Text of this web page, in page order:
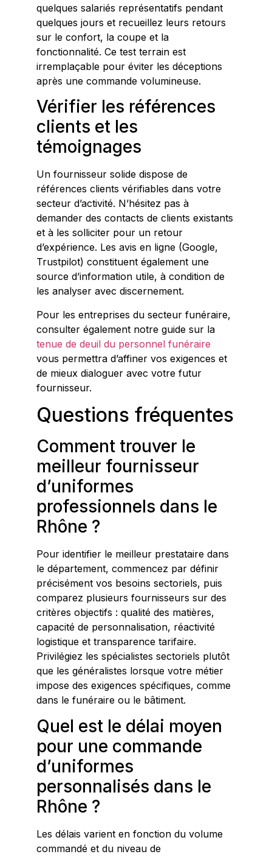
quelques salariés représentatifs pendant
quelques jours et recueillez leurs retours
sur le confort, la coupe et la
fonctionnalité. Ce test terrain est
irremplaçable pour éviter les déceptions
après une commande volumineuse.
Vérifier les références
clients et les
témoignages
Un fournisseur solide dispose de
références clients vérifiables dans votre
secteur d’activité. N’hésitez pas à
demander des contacts de clients existants
et à les solliciter pour un retour
d’expérience. Les avis en ligne (Google,
Trustpilot) constituent également une
source d’information utile, à condition de
les analyser avec discernement.
Pour les entreprises du secteur funéraire,
consulter également notre guide sur la
tenue de deuil du personnel funéraire
vous permettra d’affiner vos exigences et
de mieux dialoguer avec votre futur
fournisseur.
Questions fréquentes
Comment trouver le
meilleur fournisseur
d’uniformes
professionnels dans le
Rhône ?
Pour identifier le meilleur prestataire dans
le département, commencez par définir
précisément vos besoins sectoriels, puis
comparez plusieurs fournisseurs sur des
critères objectifs : qualité des matières,
capacité de personnalisation, réactivité
logistique et transparence tarifaire.
Privilégiez les spécialistes sectoriels plutôt
que les généralistes lorsque votre métier
impose des exigences spécifiques, comme
dans le funéraire ou le bâtiment.
Quel est le délai moyen
pour une commande
d’uniformes
personnalisés dans le
Rhône ?
Les délais varient en fonction du volume
commandé et du niveau de